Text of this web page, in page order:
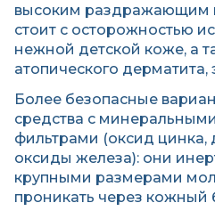
высоким раздражающим
стоит с осторожностью
нежной детской коже, а
атопического дерматита,
Более безопасные
средства с
фильтрами (оксид цинка,
оксиды железа): они
крупными размерами
проникать через кожный